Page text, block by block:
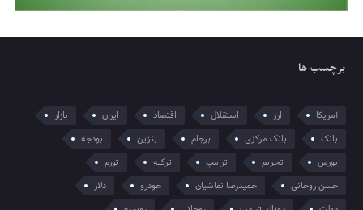
برچسب ها
آمریکا ارز استقلال اقتصاد ایران
بازار
بانک
بانک مرکزی برجام بنزین
بودجه
بورس
تحریم ترامپ ترکیه
تورم
حسن روحانی
حمیدرضا نقاشیان خودرو
دلار